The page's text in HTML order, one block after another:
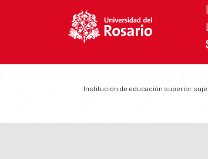
Institución de educación superior